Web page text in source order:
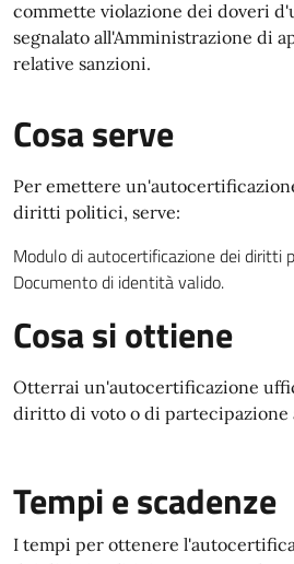
commette violazione dei doveri
segnalato all'Amministrazione di
relative sanzioni.
Cosa serve
Per emettere
diritti politici, serve:
Modulo di autocertificazione dei diritti
Documento di identità valido.
Cosa si ottiene
Otterrai un'autocertificazione
diritto di voto o di partecipazione
Tempi e scadenze
I tempi per ottenere